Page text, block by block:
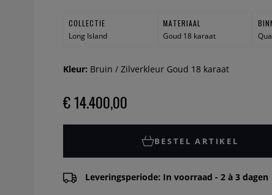
COLLECTIE
Long Island
MATERIAAL
Goud 18 karaat
Kleur: Bruin / Zilverkleur Goud 18 karaat
€ 14.400,00
BESTEL ARTIKEL
Leveringsperiode: In voorraad - 2 à 3 dagen